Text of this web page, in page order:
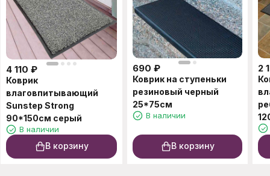
4 110 ₽
Коврик
влаговпитывающий
Sunstep Strong
90*150cм серый
В наличии
В корзину
690 ₽
Коврик на ступеньки
резиновый черный
25*75см
В наличии
В корзину
2